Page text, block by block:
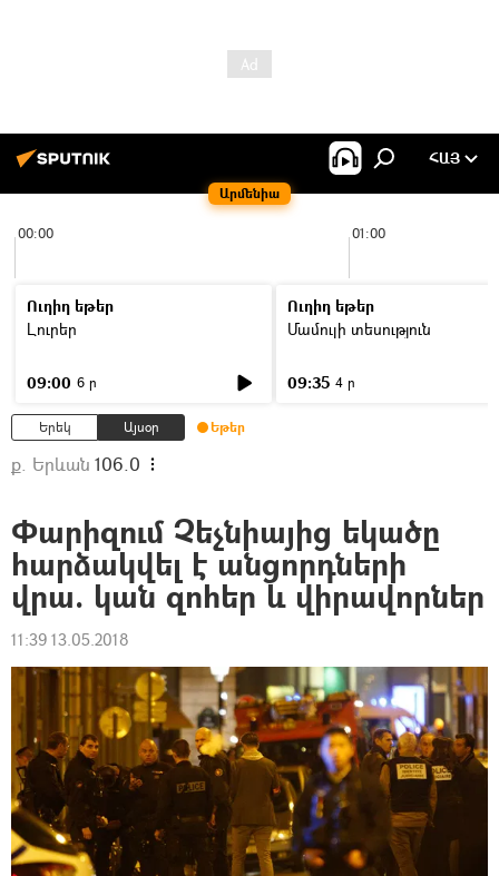
Արմենիա
ՀԱՅ
00:00 01:00
Ուղիղ եթեր
Լուրեր
09:00 6 ր
Ուղիղ եթեր
Մամուլի տեսություն
09:35 4 ր
Երեկ Այսօր Եթեր
ք. Երևան 106.0
Փարիզում Չեչնիայից եկածը
հարձակվել է անցորդների
վրա. կան զոհեր և վիրավորներ
11:39 13.05.2018